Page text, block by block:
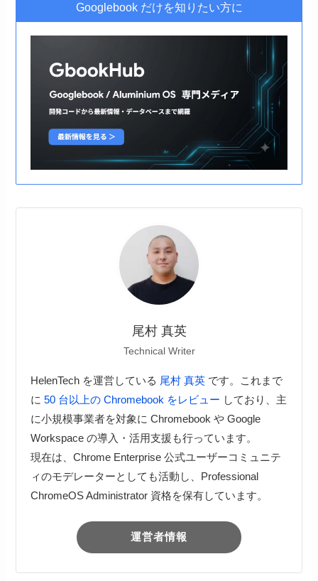
Googlebook だけを知りたい方に
尾村 真英
Technical Writer
HelenTech を運営している 尾村 真英です。これまで
に 50 台以上の Chromebook をレビュー しており、主
に小規模事業者を対象に Chromebook や Google
Workspace の導入・活用支援も行っています。
現在は、Chrome Enterprise 公式ユーザーコミュニテ
ィのモデレーターとしても活動し、Professional
ChromeOS Administrator 資格を保有しています。
運営者情報